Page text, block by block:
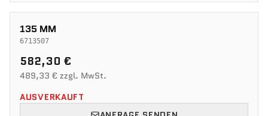
135 MM
6713507
582,30 €
489,33 € zzgl. MwSt.
AUSVERKAUFT